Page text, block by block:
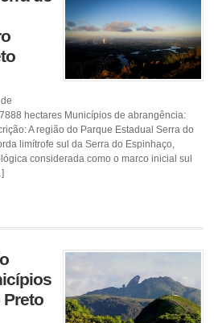
hectares Municípios de abrangência:
A região do Parque Estadual Serra do
limítrofe sul da Serra do Espinhaço,
considerada como o marco inicial sul
Preto